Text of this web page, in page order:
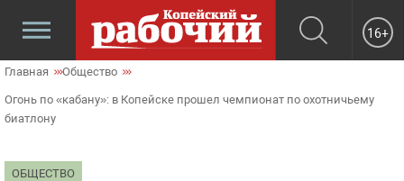
16+
Главная Общество
Огонь по «кабану»: в Копейске прошел чемпионат по охотничьему
биатлону
ОБЩЕСТВО